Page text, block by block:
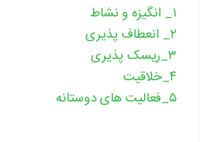
۱_ انگیزه و نشاط
۲_ انعطاف پذیری
۳_ریسک پذیری
۴_خلاقیت
۵_فعالیت های دوستانه